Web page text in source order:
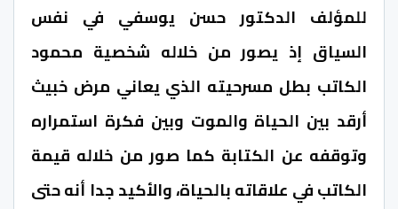
للمؤلف الدكتور حسن يوسفي في نفس
السياق إذ يصور من خلاله شخصية محمود
الكاتب بطل مسرحيته الذي يعاني مرض خبيث
أرقد بين الحياة والموت وبين فكرة استمراره
وتوقفه عن الكتابة كما صور من خلاله قيمة
الكاتب في علاقاته بالحياة، والأكيد جدا أنه حتى